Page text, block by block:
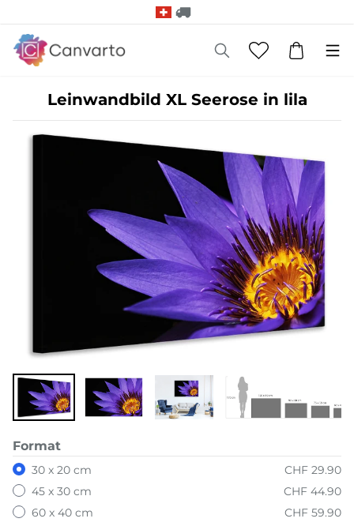
Leinwandbild XL Seerose in lila
Format
30 x 20 cm
CHF 29.90
45 x 30 cm
CHF 44.90
60 x 40 cm
CHF 59.90